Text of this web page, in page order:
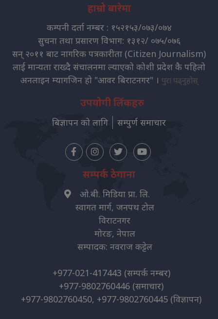
हाम्रो बारेमा
कम्पनी दर्ता नम्बर : १५२१५३/०७३/०७४
सुचना तथा प्रसारण विभाग: १३१२/ ०७५/०७६
सन् २०११ बाट नागरिक पत्रकारीता (Citizen Journalism)
लाई मान्यता राख्दै संचालनमा ल्याएको कोशी प्रदेश कै पहिलो
अनलाइन म्यागजिन हो "आवर बिराटनगर" । पुरा पढ्नुहोस्
उपयोगी लिंकहरु
बिज्ञापन को लागि सम्पुर्ण समाचार
सम्पर्क ठेगाना
ओ.बी. मिडिया प्रा. लि.
स्वागत मार्ग, जनपथ टोल
विराटनगर
मोरङ, नेपाल
सम्पादक: नवराज कट्टेल
+977-021-417443 (सम्पर्क नम्बर)
+977-9802760446 (समाचार)
+977-9802760450, +977-9802760445 (विज्ञापन)